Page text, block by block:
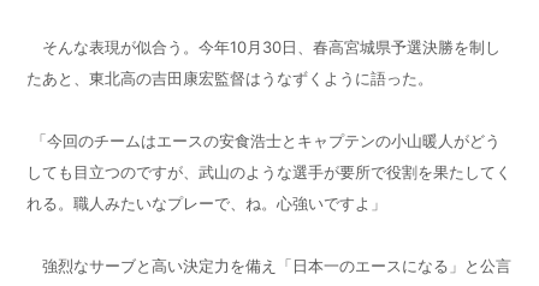
そんな表現が似合う。今年10月30日、春高宮城県予選決勝を制し
たあと、東北高の吉田康宏監督はうなずくように語った。
「今回のチームはエースの安食浩士とキャプテンの小山暖人がどう
しても目立つのですが、武山のような選手が要所で役割を果たしてく
れる。職人みたいなプレーで、ね。心強いですよ」
強烈なサーブと高い決定力を備え「日本一のエースになる」と公言